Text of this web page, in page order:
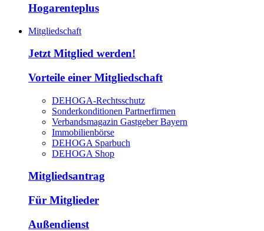
Hogarenteplus
Mitgliedschaft
Jetzt Mitglied werden!
Vorteile einer Mitgliedschaft
DEHOGA-Rechtsschutz
Sonderkonditionen Partnerfirmen
Verbandsmagazin Gastgeber Bayern
Immobilienbörse
DEHOGA Sparbuch
DEHOGA Shop
Mitgliedsantrag
Für Mitglieder
Außendienst